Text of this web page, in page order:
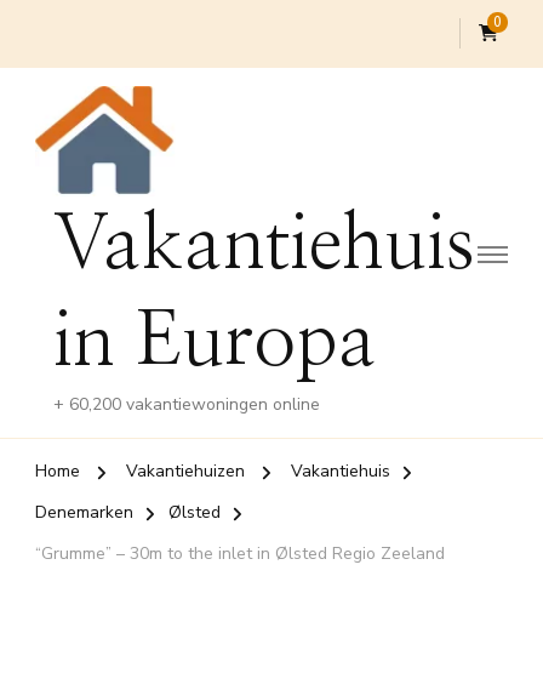
0
Vakantiehuis
in Europa
+ 60,200 vakantiewoningen online
Home Vakantiehuizen
Vakantiehuis
Denemarken
Ølsted
“Grumme” – 30m to the inlet in Ølsted Regio Zeeland